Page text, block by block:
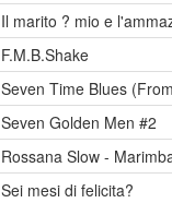
Il marito ? mio e
F.M.B.Shake
Seven Time Blues
Seven Golden Men #2
Rossana Slow -
Sei mesi di felicita?